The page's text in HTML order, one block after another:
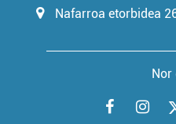
Nafarroa etorbidea
Nor